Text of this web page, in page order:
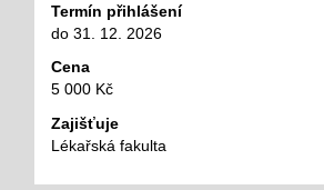
Termín přihlášení
do 31. 12. 2026
Cena
5 000 Kč
Zajišťuje
Lékařská fakulta